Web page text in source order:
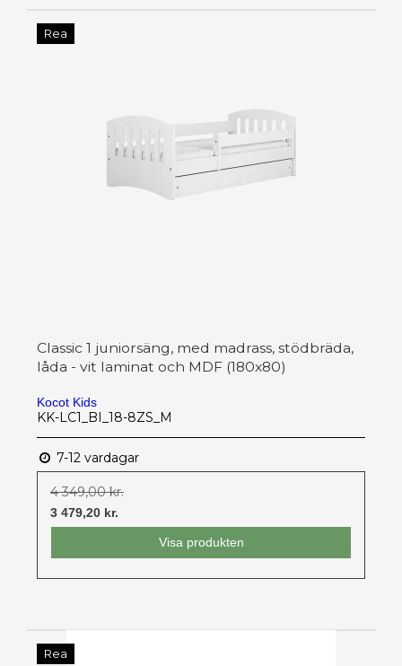
Rea
Classic 1 juniorsäng, med madrass, stödbräda,
låda - vit laminat och MDF (180x80)
Kocot Kids
KK-LC1_BI_18-8ZS_M
7-12 vardagar
4 349,00 kr.
3 479,20 kr.
Visa produkten
Rea